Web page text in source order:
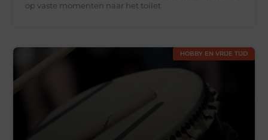
op vaste momenten naar het toilet
HOBBY EN VRIJE TIJD